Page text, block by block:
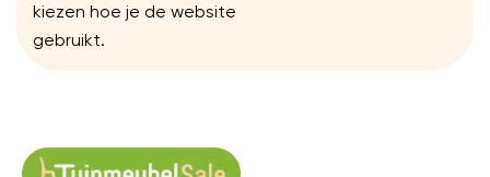
kiezen hoe je de website
gebruikt.